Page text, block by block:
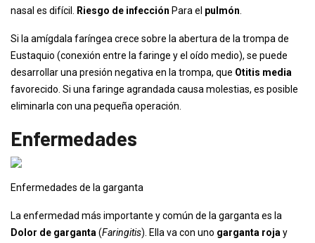
nasal es difícil.
Riesgo de infección Para el pulmón
Si la amígdala faríngea crece sobre la abertura de la trompa de
Eustaquio (conexión entre la faringe y el oído medio), se puede
desarrollar una presión negativa en la trompa, que Otitis media
favorecido. Si una faringe agrandada causa molestias, es posible
eliminarla con una pequeña operación.
Enfermedades
Enfermedades de la garganta
La enfermedad más importante y común de la garganta es la
Dolor de garganta (Faringitis). Ella va con uno garganta roja y